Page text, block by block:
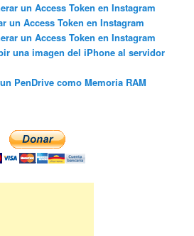
un Access Token en Instagram
un Access Token en Instagram
un Access Token en Instagram
una imagen del iPhone al servidor
PenDrive como Memoria RAM